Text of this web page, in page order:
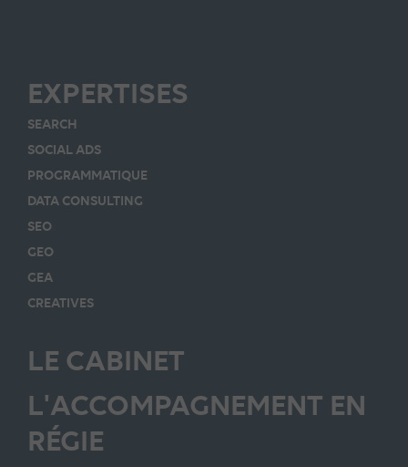
EXPERTISES
SEARCH
SOCIAL ADS
PROGRAMMATIQUE
DATA CONSULTING
SEO
GEO
GEA
CREATIVES
LE CABINET
L'ACCOMPAGNEMENT EN
RÉGIE